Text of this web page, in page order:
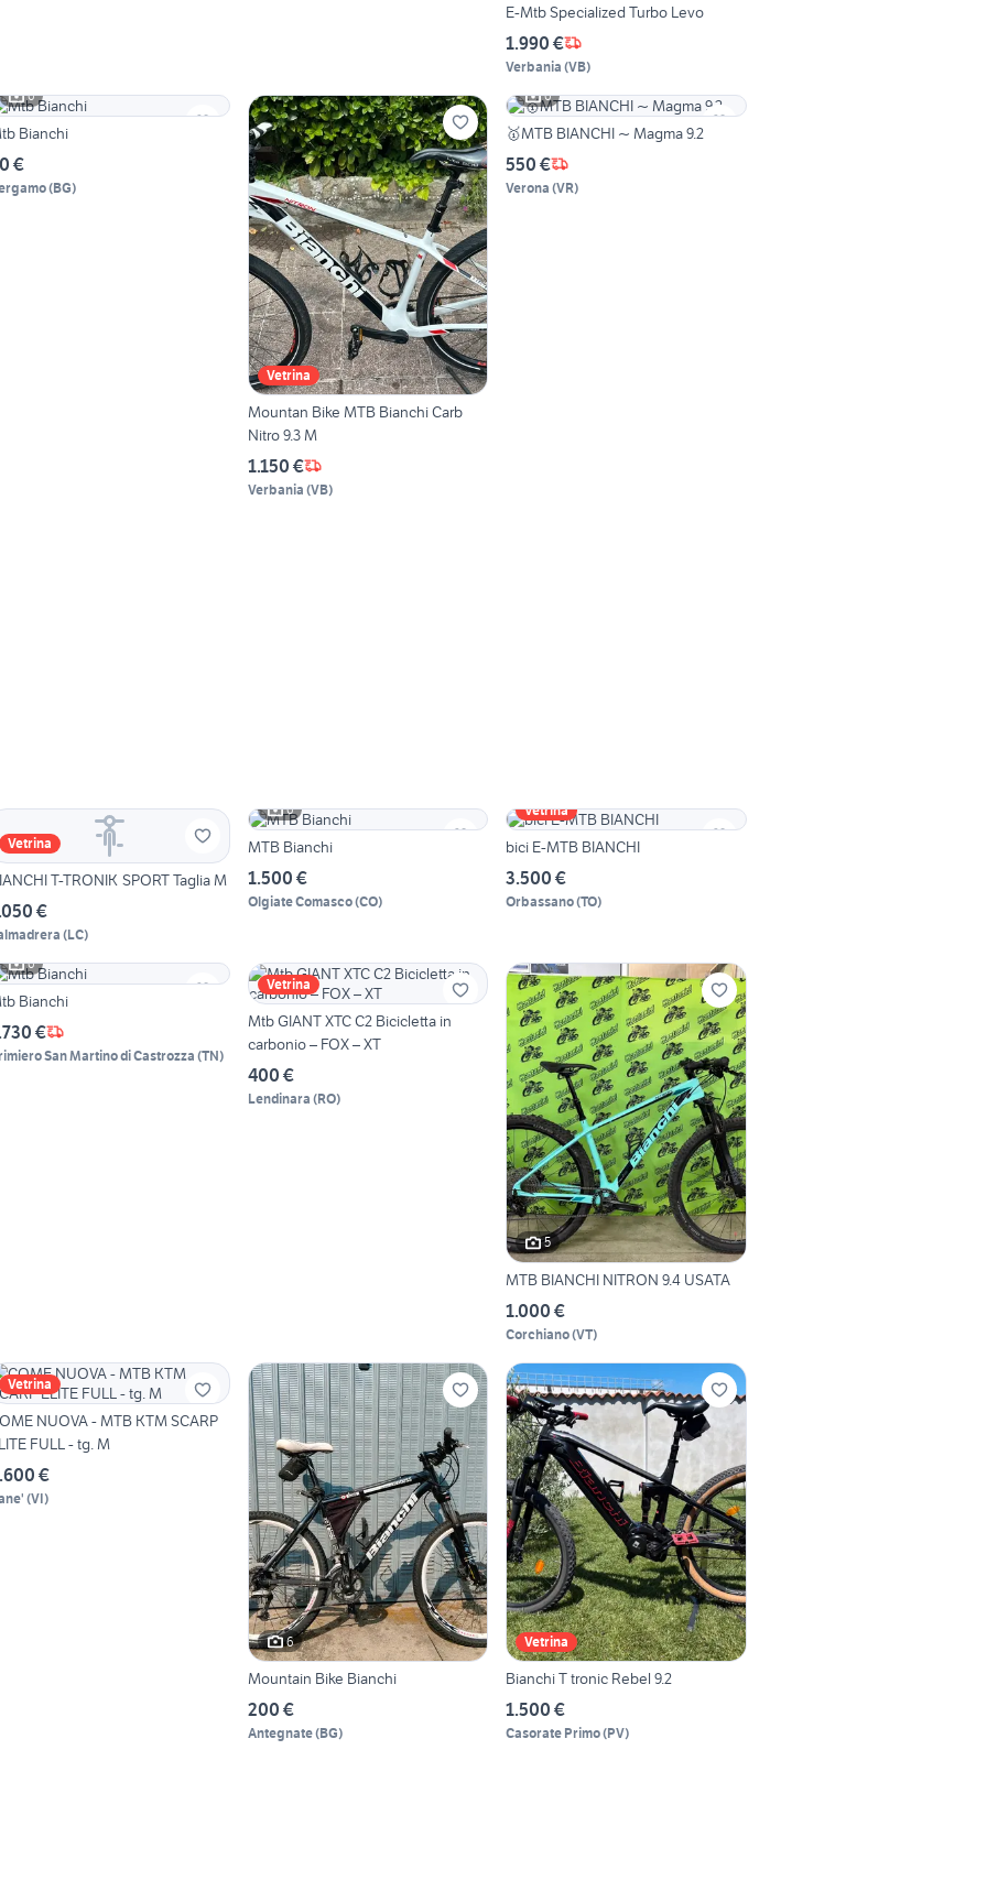
E-Mtb Specialized Turbo Levo
1.990 €
Verbania (VB)
6
Bianchi
€
(BG)
Vetrina
Mountan Bike MTB Bianchi Carb
Nitro 9.3 M
1.150 €
Verbania (VB)
6
🥇MTB BIANCHI ~ Magma 9.2
550 €
Verona (VR)
Vetrina
BIANCHI T-TRONIK SPORT Taglia M
€
(LC)
6
MTB Bianchi
1.500 €
Olgiate Comasco(CO)
Vetrina
bici E-MTB BIANCHI
3.500 €
Orbassano(TO)
6
Bianchi
€
San Martino di Castrozza (TN)
Vetrina
Mtb GIANT XTC C2 Bicicletta in
carbonio – FOX – XT
400 €
Lendinara (RO)
5
MTB BIANCHI NITRON 9.4 USATA
1.000 €
Corchiano(VT)
Vetrina
NUOVA - MTB KTM SCARP
FULL - tg. M
€
(VI)
6
Mountain Bike Bianchi
200 €
Antegnate(BG)
Vetrina
Bianchi T tronic Rebel 9.2
1.500 €
Casorate Primo(PV)